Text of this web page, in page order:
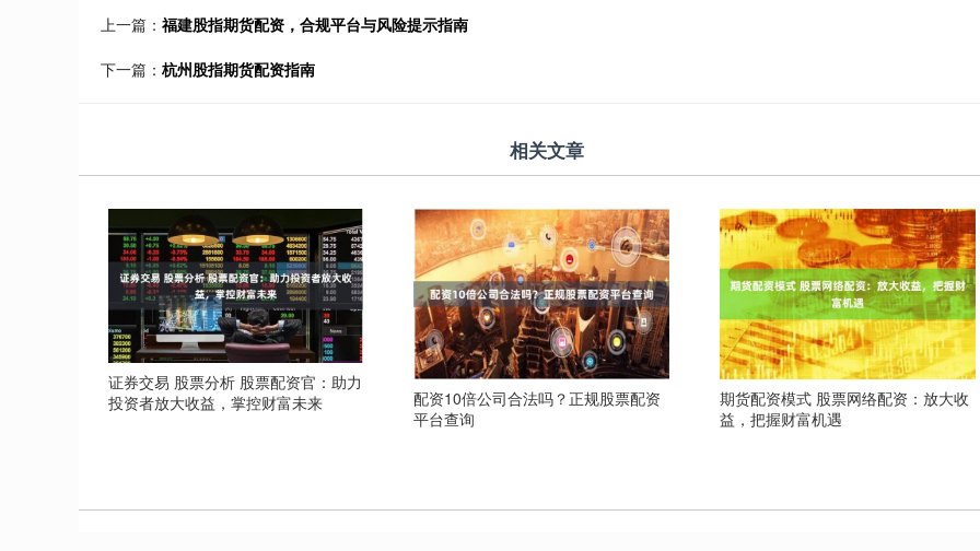
上一篇： 福建股指期货配资，合规平台与风险提示指南
下一篇： 杭州股指期货配资指南
相关文章
证券交易 股票分析 股票配资官：助力
投资者放大收益，掌控财富未来
配资10倍公司合法吗？正规股票配资
平台查询
期货配资模式 股票网络配资：放大收
益，把握财富机遇